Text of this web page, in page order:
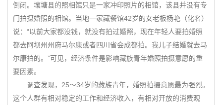
倒闭。壤塘县的照相馆只是一家冲印照片的相馆，该县并没有专
门拍摄婚照的相馆。当地一家藏餐馆42岁的女老板杨艳（化名）
说：“以前大家都没钱，就没有拍过婚照，现在年轻人要拍婚照
都去阿坝州州府马尔康或者四川省会成都拍。我儿子结婚就去马
尔康拍的。”可见，经济条件是影响藏族青年婚照拍摄意愿的重
要因素。
调查发现，25～34岁的藏族青年，婚照拍摄意愿最为强烈。
这个人群有相对稳定的工作和经济收入，有相对开放的消费观